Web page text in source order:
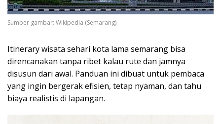
Sumber gambar: Wikipedia (Semarang)
Itinerary wisata sehari kota lama semarang bisa
direncanakan tanpa ribet kalau rute dan jamnya
disusun dari awal. Panduan ini dibuat untuk pembaca
yang ingin bergerak efisien, tetap nyaman, dan tahu
biaya realistis di lapangan.